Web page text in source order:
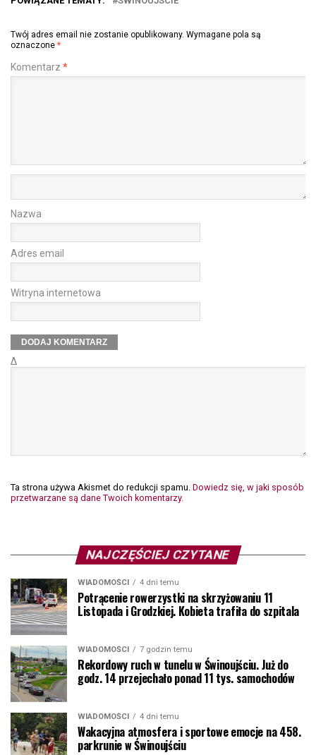
Twój adres email nie zostanie opublikowany. Wymagane pola są
oznaczone *
Komentarz *
Nazwa
Adres email
Witryna internetowa
Δ
Ta strona używa Akismet do redukcji spamu. Dowiedz się, w jaki sposób
przetwarzane są dane Twoich komentarzy.
NAJCZĘŚCIEJ CZYTANE
WIADOMOŚCI 4 dni temu
Potrącenie rowerzystki na skrzyżowaniu 11
Listopada i Grodzkiej. Kobieta trafiła do szpitala
WIADOMOŚCI 7 godzin temu
Rekordowy ruch w tunelu w Świnoujściu. Już do
godz. 14 przejechało ponad 11 tys. samochodów
WIADOMOŚCI 4 dni temu
Wakacyjna atmosfera i sportowe emocje na 458.
parkrunie w Świnoujściu